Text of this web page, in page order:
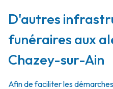
D'autres
funéraires aux
Chazey-sur-Ain
Afin de faciliter les